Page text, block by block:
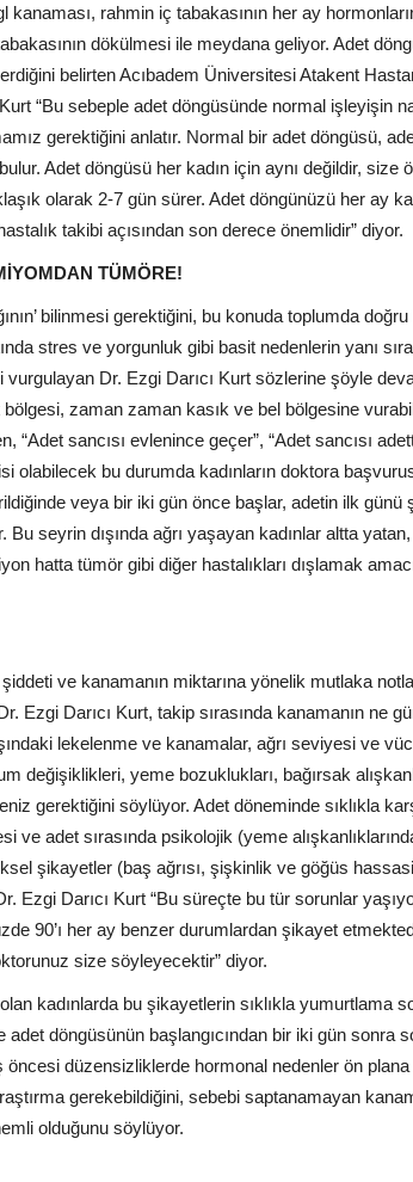
kanaması, rahmin iç tabakasının her ay
dökülmesi ile meydana geliyor. Adet
belirten Acıbadem Üniversitesi Atakent
“Bu sebeple adet döngüsünde normal işleyişin
gerektiğini anlatır. Normal bir adet döngüsü,
Adet döngüsü her kadın için aynı değildir, size
olarak 2-7 gün sürer. Adet döngünüzü her ay
takibi açısından son derece önemlidir” diyor.
TÜMÖRE!
bilinmesi gerektiğini, bu konuda toplumda doğru
stres ve yorgunluk gibi basit nedenlerin yanı
vurgulayan Dr. Ezgi Darıcı Kurt sözlerine şöyle
bölgesi, zaman zaman kasık ve bel bölgesine
“Adet sancısı evlenince geçer”, “Adet sancısı
olabilecek bu durumda kadınların doktora
veya bir iki gün önce başlar, adetin ilk günü
Bu seyrin dışında ağrı yaşayan kadınlar altta
hatta tümör gibi diğer hastalıkları dışlamak
ve kanamanın miktarına yönelik mutlaka
Ezgi Darıcı Kurt, takip sırasında kanamanın ne
lekelenme ve kanamalar, ağrı seviyesi ve
değişiklikleri, yeme bozuklukları, bağırsak
gerektiğini söylüyor. Adet döneminde sıklıkla
ve adet sırasında psikolojik (yeme
şikayetler (baş ağrısı, şişkinlik ve göğüs
Ezgi Darıcı Kurt “Bu süreçte bu tür sorunlar
90’ı her ay benzer durumlardan şikayet
size söyleyecektir” diyor.
kadınlarda bu şikayetlerin sıklıkla yumurtlama
adet döngüsünün başlangıcından bir iki gün sonra
öncesi düzensizliklerde hormonal nedenler ön
gerekebildiğini, sebebi saptanamayan
olduğunu söylüyor.